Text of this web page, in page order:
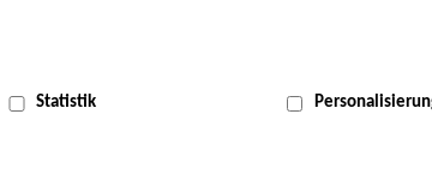
MENÜ
Statistik